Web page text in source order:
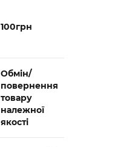
100грн
Обмін/
повернення
товару
належної
якості